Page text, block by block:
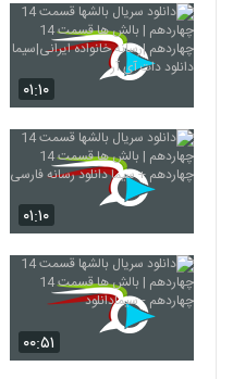
۰۱:۱۰
۰۱:۱۰
۰۰:۵۱